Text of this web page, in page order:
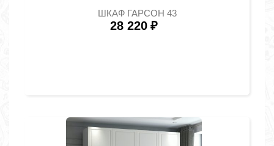
ШКАФ ГАРСОН 43
28 220 ₽